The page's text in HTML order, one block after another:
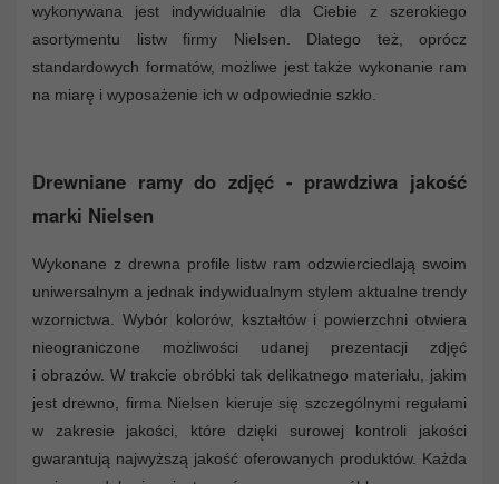
wykonywana jest indywidualnie dla Ciebie z szerokiego
asortymentu listw firmy Nielsen. Dlatego też, oprócz
standardowych formatów, możliwe jest także wykonanie ram
na miarę i wyposażenie ich w odpowiednie szkło.
Drewniane ramy do zdjęć - prawdziwa jakość
marki Nielsen
Wykonane z drewna profile listw ram odzwierciedlają swoim
uniwersalnym a jednak indywidualnym stylem aktualne trendy
wzornictwa. Wybór kolorów, kształtów i powierzchni otwiera
nieograniczone możliwości udanej prezentacji zdjęć
i obrazów. W trakcie obróbki tak delikatnego materiału, jakim
jest drewno, firma Nielsen kieruje się szczególnymi regułami
w zakresie jakości, które dzięki surowej kontroli jakości
gwarantują najwyższą jakość oferowanych produktów. Każda